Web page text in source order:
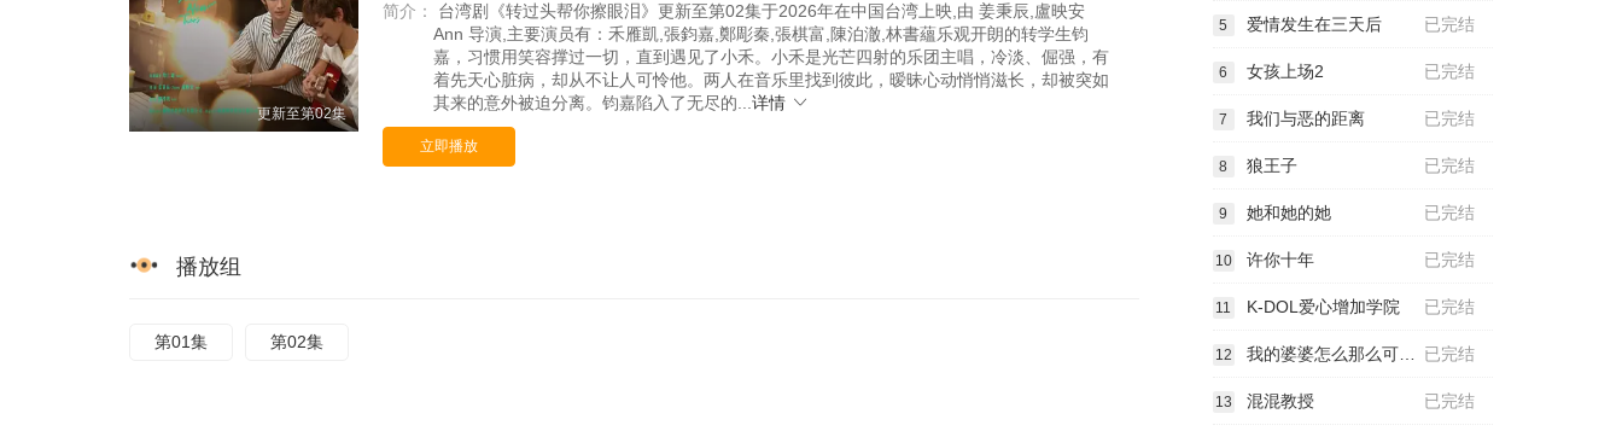
更新至第02集
简介：
台湾剧《转过头帮你擦眼泪》更新至第02集于2026年在中国台湾上映,由 姜秉辰,盧映安
Ann 导演,主要演员有：禾雁凱,張鈞嘉,鄭彫秦,張棋富,陳泊澈,林書蘊乐观开朗的转学生钧
嘉，习惯用笑容撑过一切，直到遇见了小禾。小禾是光芒四射的乐团主唱，冷淡、倔强，有
着先天心脏病，却从不让人可怜他。两人在音乐里找到彼此，暧昧心动悄悄滋长，却被突如
其来的意外被迫分离。钧嘉陷入了无尽的... 详情
立即播放
播放组
第01集 第02集
已完结
5 爱情发生在三天后
已完结
6 女孩上场2
已完结
7 我们与恶的距离
已完结
8 狼王子
已完结
9 她和她的她
已完结
10 许你十年
已完结
11 K-DOL爱心增加学院
已完结
12 我的婆婆怎么那么可爱2
已完结
13 混混教授